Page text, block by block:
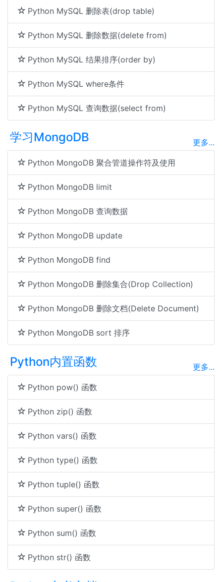
Python MySQL 删除表(drop table)
Python MySQL 删除数据(delete from)
Python MySQL 结果排序(order by)
Python MySQL where条件
Python MySQL 查询数据(select from)
学习MongoDB 更多...
Python MongoDB 聚合管道操作符及使用
Python MongoDB limit
Python MongoDB 查询数据
Python MongoDB update
Python MongoDB find
Python MongoDB 删除集合(Drop Collection)
Python MongoDB 删除文档(Delete Document)
Python MongoDB sort 排序
Python内置函数 更多...
Python pow() 函数
Python zip() 函数
Python vars() 函数
Python type() 函数
Python tuple() 函数
Python super() 函数
Python sum() 函数
Python str() 函数